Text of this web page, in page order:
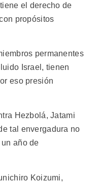
el derecho de
propósitos
permanentes
Israel, tienen
eso presión
Hezbolá, Jatami
tal envergadura no
año de
Koizumi,